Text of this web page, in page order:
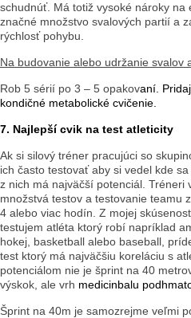
schudnúť. Má totiž vysoké nároky na
značné množstvo svalových partií a
rýchlosť pohybu.
Na budovanie alebo udržanie svalov
Rob 5 sérií po 3 – 5 opakovaní.
kondičné metabolické cvičenie.
7. Najlepší cvik na test atleticity
Ak si silový tréner pracujúci so
ich často testovať aby si vedel kde
z nich má najväčší potenciál. Tréneri
množstvá testov a testovanie teamu
4 alebo viac hodín. Z mojej
testujem atléta ktorý robí napríklad
hokej, basketball alebo baseball,
test ktorý má najväčšiu koreláciu s
potenciálom nie je šprint na 40
výskok, ale vrh medicinbalu
Šprint na 40m je samozrejme veľmi